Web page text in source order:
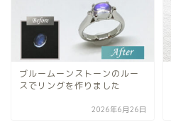
ブルームーンストーンのルー
スでリングを作りました
2026年6月26日